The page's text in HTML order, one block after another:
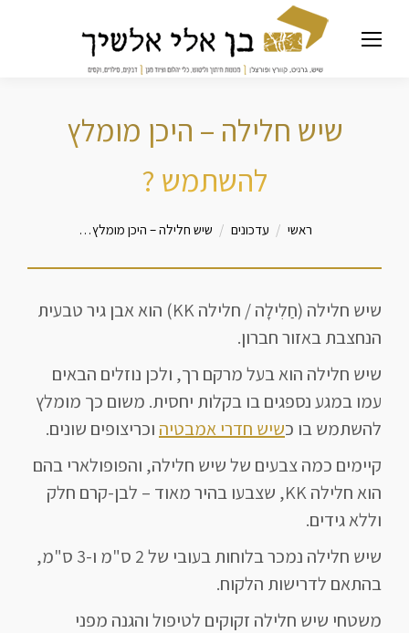
שיש חלילה – היכן מומלץ
להשתמש ?
מיקומך כאןראשי עדכונים שיש חלילה – היכן מומלץ…
שיש חלילה (חַלִילָה / חלילה KK) הוא אבן גיר טבעית
הנחצבת באזור חברון.
שיש חלילה הוא בעל מרקם רך, ולכן נוזלים הבאים
עמו במגע נספגים בו בקלות יחסית. משום כך מומלץ
להשתמש בו כשיש חדרי אמבטיה וכריצופים שונים.
קיימים כמה צבעים של שיש חלילה, והפופולארי בהם
הוא חלילה KK, שצבעו בהיר מאוד – לבן-קרם חלק
וללא גידים.
שיש חלילה נמכר בלוחות בעובי של 2 ס"מ ו-3 ס"מ,
בהתאם לדרישות הלקוח.
משטחי שיש חלילה זקוקים לטיפול והגנה מפני